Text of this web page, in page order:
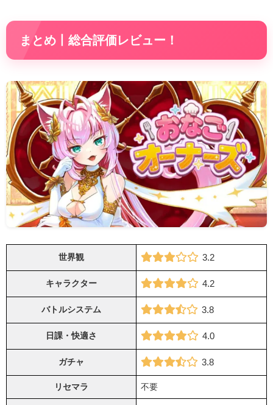
まとめ丨総合評価レビュー！
世界観 3.2
キャラクター 4.2
バトルシステム 3.8
日課・快適さ 4.0
ガチャ 3.8
リセマラ 不要